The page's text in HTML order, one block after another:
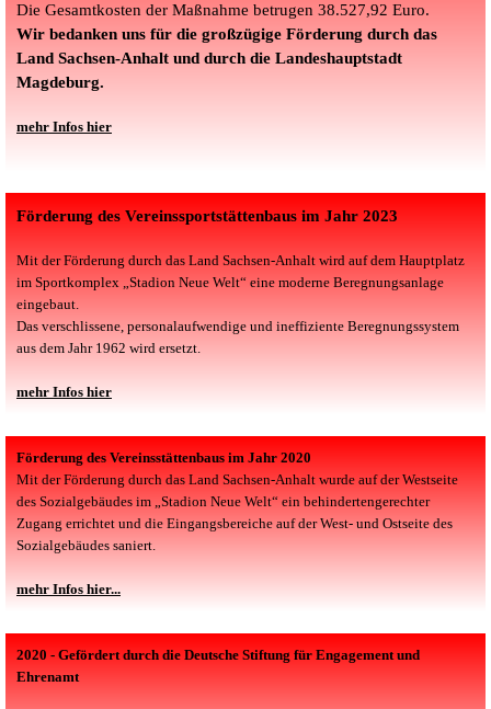
Die Gesamtkosten der Maßnahme betrugen 38.527,92 Euro.
Wir bedanken uns für die großzügige Förderung durch das
Land Sachsen-Anhalt und durch die Landeshauptstadt
Magdeburg.
mehr Infos hier
Förderung des Vereinssportstättenbaus im Jahr 2023
Mit der Förderung durch das Land Sachsen-Anhalt wird auf dem Hauptplatz
im Sportkomplex „Stadion Neue Welt“ eine moderne Beregnungsanlage
eingebaut.
Das verschlissene, personalaufwendige und ineffiziente Beregnungssystem
aus dem Jahr 1962 wird ersetzt.
mehr Infos hier
Förderung des Vereinsstättenbaus im Jahr 2020
Mit der Förderung durch das Land Sachsen-Anhalt wurde auf der Westseite
des Sozialgebäudes im „Stadion Neue Welt“ ein behindertengerechter
Zugang errichtet und die Eingangsbereiche auf der West- und Ostseite des
Sozialgebäudes saniert.
mehr Infos hier...
2020 - Gefördert durch die Deutsche Stiftung für Engagement und
Ehrenamt